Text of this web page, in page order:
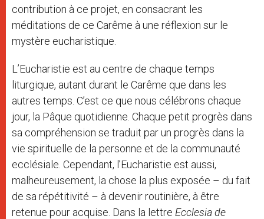
contribution à ce projet, en consacrant les
méditations de ce Carême à une réflexion sur le
mystère eucharistique.
L’Eucharistie est au centre de chaque temps
liturgique, autant durant le Carême que dans les
autres temps. C’est ce que nous célébrons chaque
jour, la Pâque quotidienne. Chaque petit progrès dans
sa compréhension se traduit par un progrès dans la
vie spirituelle de la personne et de la communauté
ecclésiale. Cependant, l’Eucharistie est aussi,
malheureusement, la chose la plus exposée – du fait
de sa répétitivité – à devenir routinière, à être
retenue pour acquise. Dans la lettre Ecclesia de